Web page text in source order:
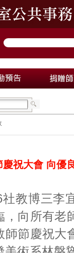
祝大會 向優
博三李
，向所有老
師節慶祝大